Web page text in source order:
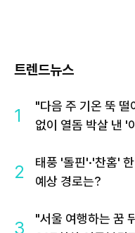
트렌드뉴스
1
"다음 주 기온 뚝
없이 열돔 박살 낸 '
2
태풍 '돌핀'·'찬홈'
예상 경로는?
3
"서울 여행하는 꿈